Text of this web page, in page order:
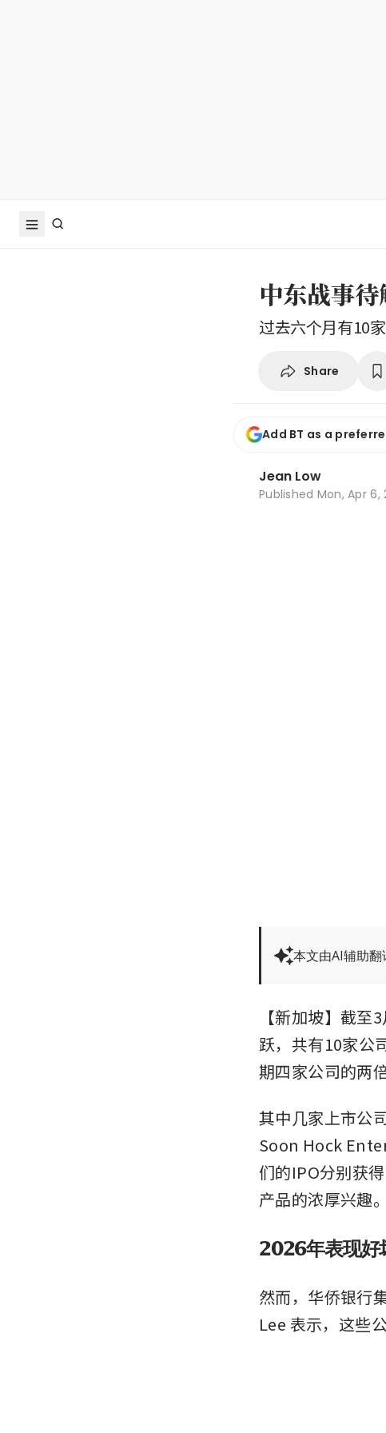
中东战事
过去六个月有10
Share
Add BT as a
Jean Low
Published Mon, Apr 6,
本文由AI辅助翻
【新加坡】截
跃，共有10家公
期四家公司的两倍
其中几家上市公
Soon Hock
们的IPO分别获
产品的浓厚兴趣。
2026年表现好
然而，华侨银行
Lee 表示，这些